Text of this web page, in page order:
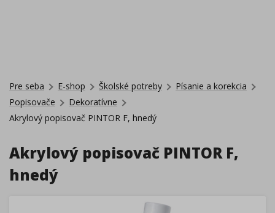
Pre seba E-shop Školské potreby
Písanie a korekcia
Popisovače
Dekoratívne
Akrylový popisovač PINTOR F, hnedý
Akrylový popisovač PINTOR F,
hnedý